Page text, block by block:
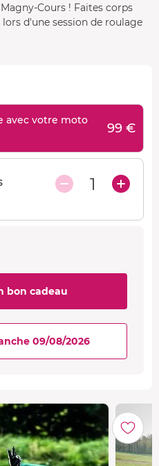
Cours ! Faites corps
d'une session de roulage
avec votre moto
99 €
1
bon cadeau
09/08/2026